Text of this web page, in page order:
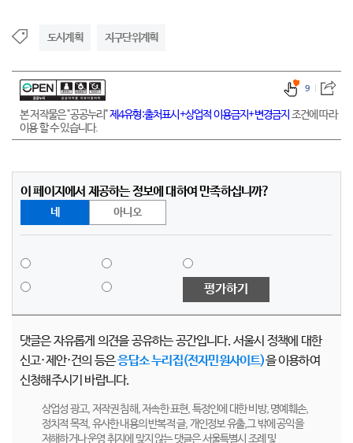
도시계획 지구단위계획
본 저작물은 "공공누리"제4유형:출처표시+상업적 이용금지+변경금지 조건에 따라
이용 할 수 있습니다.
9
이 페이지에서 제공하는 정보에 대하여 만족하십니까?
네 아니오
평가하기
댓글은 자유롭게 의견을 공유하는 공간입니다. 서울시 정책에 대한
신고·제안·건의 등은응답소 누리집(전자민원사이트)을 이용하여
신청해주시기 바랍니다.
상업성 광고, 저작권 침해, 저속한 표현, 특정인에 대한 비방, 명예훼손,
정치적 목적, 유사한 내용의 반복적 글, 개인정보 유출,그 밖에 공익을
저해하거나 운영 취지에 맞지 않는 댓글은 서울특별시 조례 및